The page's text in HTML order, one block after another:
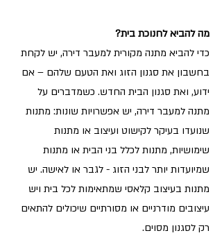
מה להביא לחנוכת בית?
כדי להביא מתנה מקורית למעבר דירה, יש לקחת
בחשבון את סגנון הזוג ואת הטעם שלהם – אם
ידוע, ואת סגנון הבית החדש. כשמדברים על
מתנה למעבר דירה, יש אפשרויות שונות: מתנות
שנועדו בעיקר לקישוט ועיצוב או מתנות
שימושיות, מתנות לכלל בני הבית או מתנות
שמיועדות יותר לבני הזוג - לגבר או לאישה. יש
מתנות בעיצוב קלאסי שמתאימות לכל בית ויש
עיצובים מודרניים או מסורתיים שיכולים להתאים
רק לסגנון מסוים.